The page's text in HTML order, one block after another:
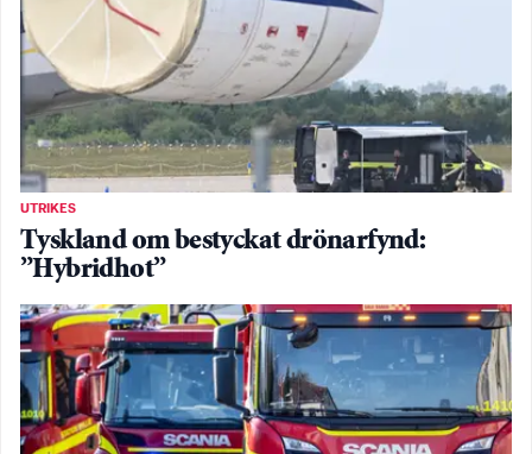
UTRIKES
Tyskland om bestyckat drönarfynd:
”Hybridhot”